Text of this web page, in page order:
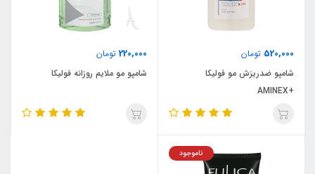
520,000 تومان
شامپو ضدریزش مو فولیکا
+AMINEX
220,000 تومان
شامپو مو ملایم روزانه فولیکا
ناموجود